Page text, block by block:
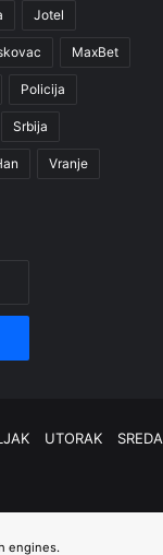
Jotel
MaxBet
Policija
Srbija
Vranje
UTORAK SREDA
engines.